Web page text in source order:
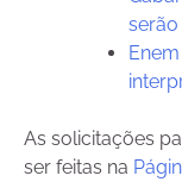
As solicitações
ser feitas na